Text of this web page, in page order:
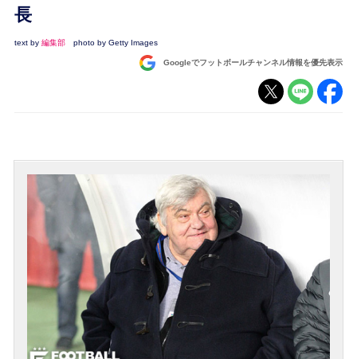
ナショナルチーム
長
text by 編集部 photo by Getty Images
Googleでフットボールチャンネル情報を優先表示